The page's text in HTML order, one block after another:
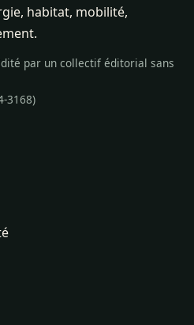
habitat, mobilité,
par un collectif éditorial sans
3168)